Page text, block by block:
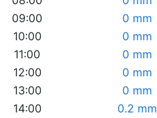
09:00
0 mm
10:00
0 mm
11:00
0 mm
12:00
0 mm
13:00
0 mm
14:00
0.2 mm